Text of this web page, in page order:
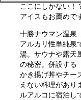
ここにしかない！
アイスもお薦めで
十勝ナウマン温泉
アルカリ性単純泉
湯。サウナや露天
の秘密。併設する
かき揚げ丼やチー
えない料理があり
ルアルコに宿泊し